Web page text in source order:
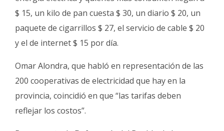
$ 15, un kilo de pan cuesta $ 30, un diario $ 20, un
paquete de cigarrillos $ 27, el servicio de cable $ 20
y el de internet $ 15 por día.
Omar Alondra, que habló en representación de las
200 cooperativas de electricidad que hay en la
provincia, coincidió en que “las tarifas deben
reflejar los costos”.